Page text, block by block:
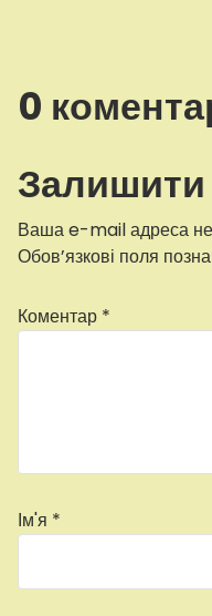
0
Залишити
Ваша e-mail адреса
Обов’язкові поля
Коментар *
Ім'я *